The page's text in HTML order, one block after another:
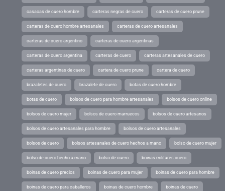
casacas de cuero hombre carteras negras de cuero carteras de cuero prune
carteras de cuero hombre artesanales carteras de cuero artesanales
carteras de cuero argentino carteras de cuero argentinas
carteras de cuero argentina carteras de cuero carteras artesanales de cuero
carteras argentinas de cuero cartera de cuero prune cartera de cuero
brazaletes de cuero brazalete de cuero botas de cuero hombre
botas de cuero bolsos de cuero para hombre artesanales bolsos de cuero online
bolsos de cuero mujer bolsos de cuero marruecos bolsos de cuero artesanos
bolsos de cuero artesanales para hombre bolsos de cuero artesanales
bolsos de cuero bolsos artesanales de cuero hechos a mano bolso de cuero mujer
bolso de cuero hecho a mano bolso de cuero boinas militares cuero
boinas de cuero precios boinas de cuero para mujer boinas de cuero para hombre
boinas de cuero para caballeros boinas de cuero hombre boinas de cuero